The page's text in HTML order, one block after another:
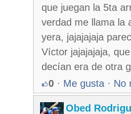
que juegan la 5ta
verdad me llama la
yera, jajajajaja
Víctor jajajajaja,
decían era de otra
0 · Me gusta · No
Obed